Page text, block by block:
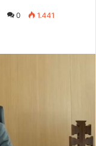
0 1.441